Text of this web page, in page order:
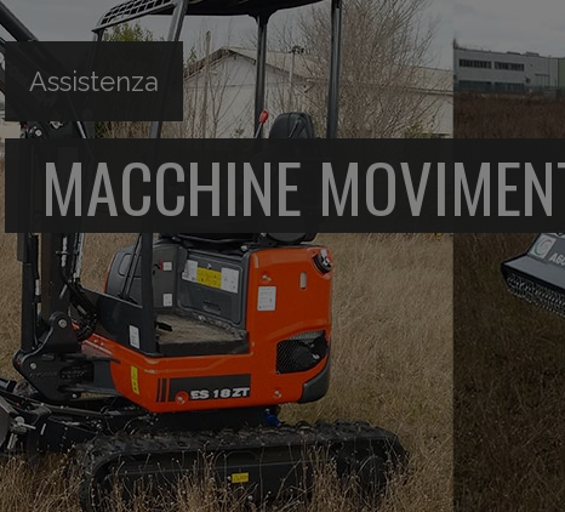
Assistenza
MACCHINE